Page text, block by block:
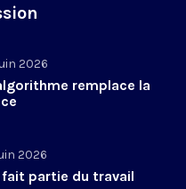
2026
remplace la
2026
fait partie du travail